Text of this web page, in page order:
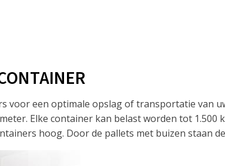
voor een optimale opslag of transportatie van
Elke container kan belast worden tot
hoog. Door de pallets met buizen staan